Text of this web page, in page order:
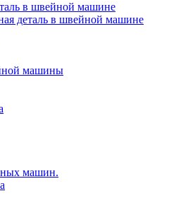
в швейной машине
деталь в швейной машине
машины
машин.